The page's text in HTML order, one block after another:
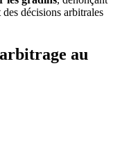
décisions arbitrales
au